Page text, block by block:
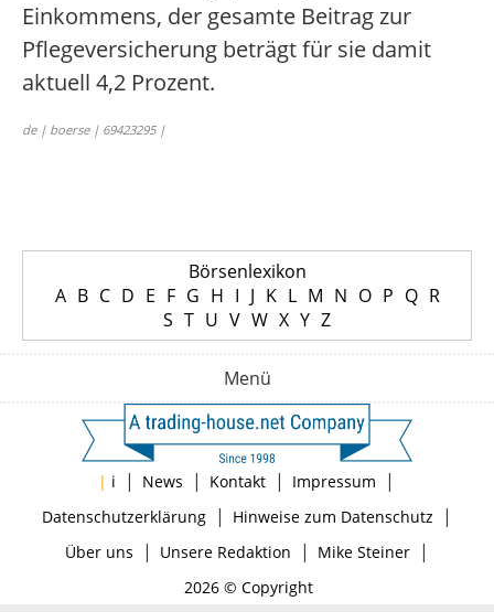
Einkommens, der gesamte Beitrag zur
Pflegeversicherung beträgt für sie damit
aktuell 4,2 Prozent.
de | boerse | 69423295 |
Börsenlexikon
A B C D E F G H I J K L M N O P Q R
S T U V W X Y Z
Menü
| i | News | Kontakt | Impressum |
Datenschutzerklärung| Hinweise zum Datenschutz |
Über uns | Unsere Redaktion | Mike Steiner|
2026 © Copyright